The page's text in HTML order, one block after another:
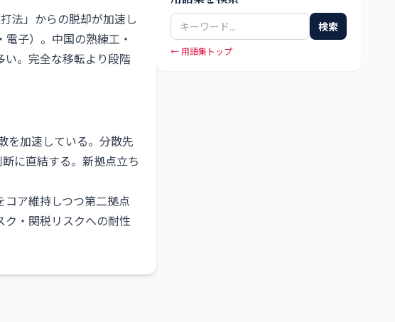
法」からの脱却が加速し
子）。中国の熟練工・
い。完全な移転より段階
を加速している。分散先
に直結する。新拠点立ち
ア維持しつつ第二拠点
ク・関税リスクへの耐性
検索
← 用語集トップ